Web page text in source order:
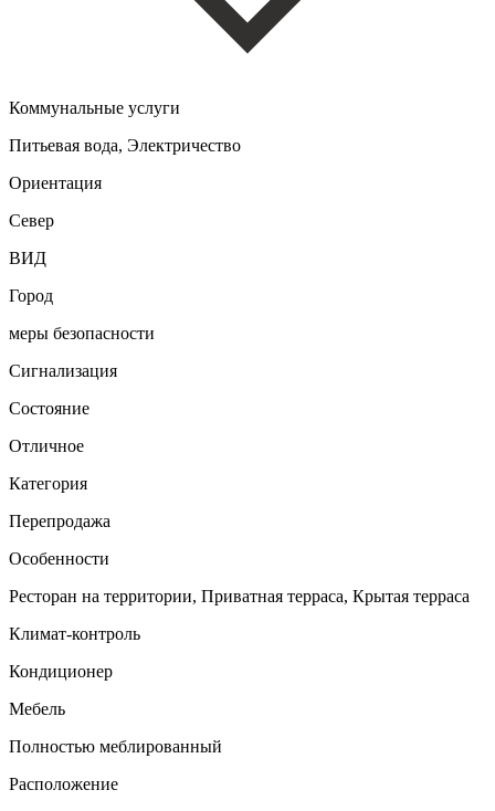
Коммунальные услуги
Питьевая вода, Электричество
Ориентация
Север
ВИД
Город
меры безопасности
Сигнализация
Состояние
Отличное
Категория
Перепродажа
Особенности
Ресторан на территории, Приватная терраса, Крытая терраса
Климат-контроль
Кондиционер
Мебель
Полностью меблированный
Расположение